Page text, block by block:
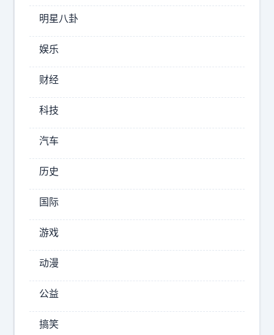
2026-
09
怜
评
乐
好
动
漫
高
清
纸
：
壁
纸
明星八卦
娱乐
财经
科技
汽车
历史
国际
游戏
动漫
公益
搞笑